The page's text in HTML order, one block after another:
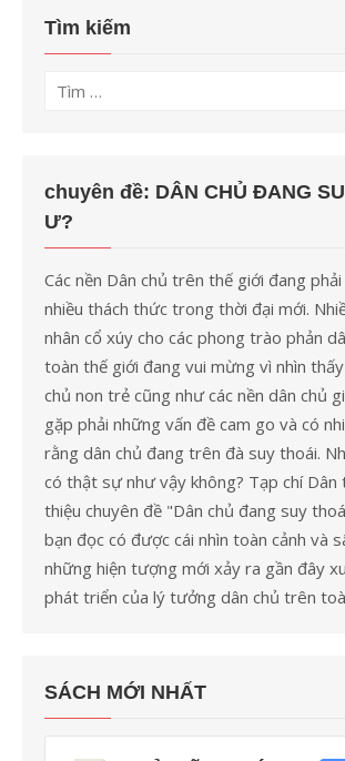
Tìm kiếm
Tìm
chuyên đề: DÂN CHỦ ĐANG
Ư?
Các nền Dân chủ trên thế giới đang
nhiều thách thức trong thời đại mới.
nhân cổ xúy cho các phong trào phản
toàn thế giới đang vui mừng vì nhìn thấy
chủ non trẻ cũng như các nền dân chủ
gặp phải những vấn đề cam go và có
rằng dân chủ đang trên đà suy thoái.
có thật sự như vậy không? Tạp chí Dân
thiệu chuyên đề "Dân chủ đang suy
bạn đọc có được cái nhìn toàn cảnh và
những hiện tượng mới xảy ra gần đây
phát triển của lý tưởng dân chủ trên
SÁCH MỚI NHẤT